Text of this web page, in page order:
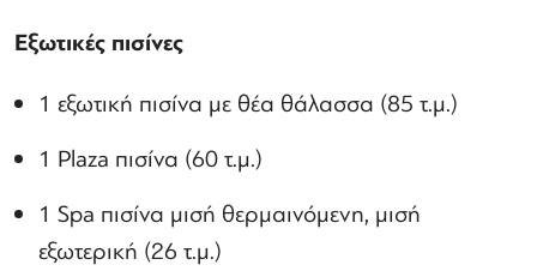
Εξωτικές πισίνες
1 εξωτική πισίνα με θέα θάλασσα (85 τ.μ.)
1 Plaza πισίνα (60 τ.μ.)
1 Spa πισίνα μισή θερμαινόμενη, μισή
εξωτερική (26 τ.μ.)